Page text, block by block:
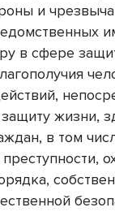
и
в сфере
жизни,
в том